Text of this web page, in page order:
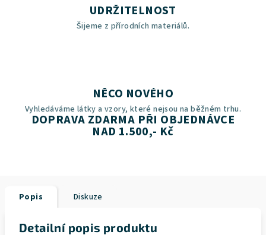
UDRŽITELNOST
Šijeme z přírodních materiálů.
NĚCO NOVÉHO
Vyhledáváme látky a vzory, které nejsou na běžném trhu.
DOPRAVA ZDARMA PŘI OBJEDNÁVCE
NAD 1.500,- Kč
Popis Diskuze
Detailní popis produktu